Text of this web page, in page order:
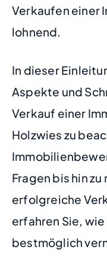
Verkaufen einer
lohnend.
In dieser
Aspekte und
Verkauf einer
Holzwies zu
Fragen bis hin
erfolgreiche
erfahren Sie,
bestmöglich